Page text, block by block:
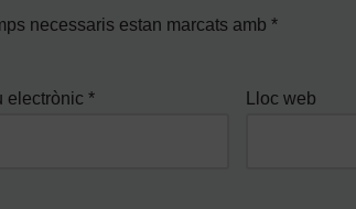
necessaris estan marcats amb *
electrònic * Lloc web